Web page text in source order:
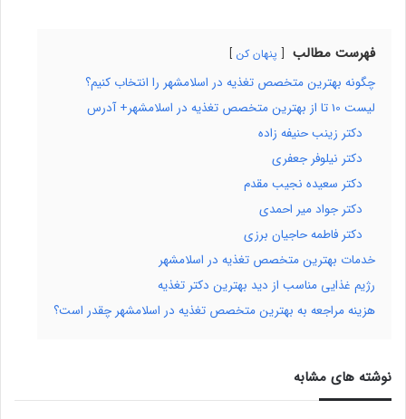
فهرست مطالب پنهان کن
چگونه بهترین متخصص تغذیه در اسلامشهر را انتخاب کنیم؟
لیست 10 تا از بهترین متخصص تغذیه در اسلامشهر+ آدرس
دکتر زینب حنیفه زاده
دکتر نیلوفر جعفری
دکتر سعیده نجیب مقدم
دکتر جواد میر احمدی
دکتر فاطمه حاجیان برزی
خدمات بهترین متخصص تغذیه در اسلامشهر
رژیم غذایی مناسب از دید بهترین دکتر تغذیه
هزینه مراجعه به بهترین متخصص تغذیه در اسلامشهر چقدر است؟
نوشته های مشابه